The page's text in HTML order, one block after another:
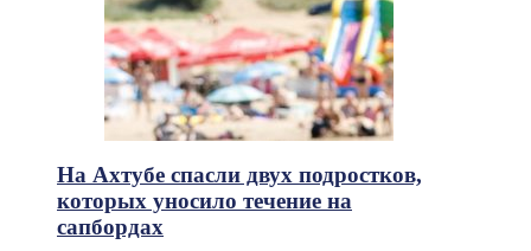
На Ахтубе спасли двух подростков,
которых уносило течение на
сапбордах